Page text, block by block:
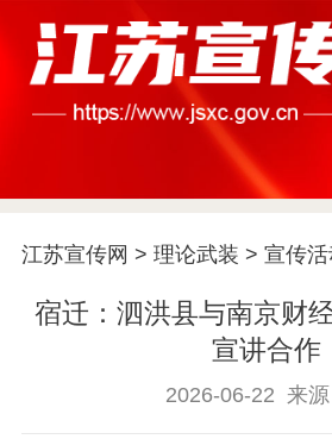
首页
江苏要闻
公示公告
信息公开制度
江苏宣传网 > 理论武装 > 宣传活
宿迁：泗洪县与南京财
宣讲合作
2026-06-22 来